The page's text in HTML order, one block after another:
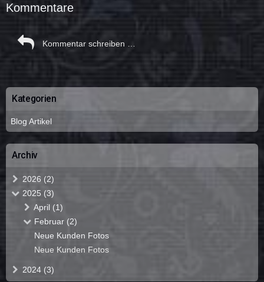
Kommentare
Kategorien
Blog Artikel
Archiv
2026 (2)
2025 (3)
April (1)
Februar (2)
Neue Kunden Fotos
Neue Kunden Fotos
2024 (3)